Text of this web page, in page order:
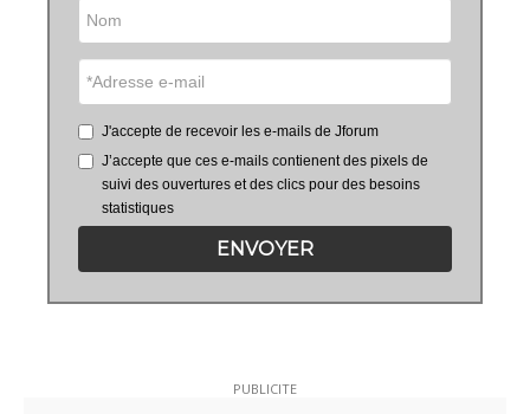
J'accepte de recevoir les e-mails de Jforum
J’accepte que ces e-mails contienent des pixels de
suivi des ouvertures et des clics pour des besoins
statistiques
ENVOYER